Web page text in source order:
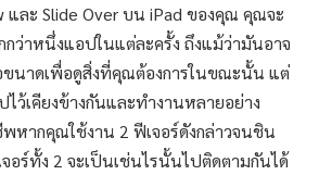
และ Slide Over บน iPad ของคุณ คุณจะ
กว่าหนึ่งแอปในแต่ละครั้ง ถึงแม้ว่ามันอาจ
ขนาดเพื่อดูสิ่งที่คุณต้องการในขณะนั้น แต่
ว้เคียงข้างกันและทำงานหลายอย่าง
หากคุณใช้งาน 2 ฟีเจอร์ดังกล่าวจนชิน
อร์ทั้ง 2 จะเป็นเช่นไรนั้นไปติดตามกันได้